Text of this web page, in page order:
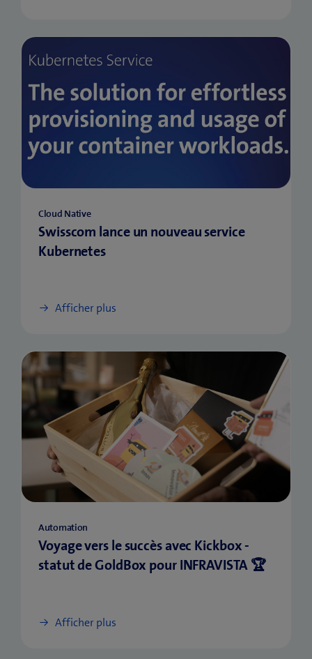
Cloud Native
Swisscom lance un nouveau service
Kubernetes
Afficher plus
Automation
Voyage vers le succès avec Kickbox -
statut de GoldBox pour INFRAVISTA 🏆
Afficher plus